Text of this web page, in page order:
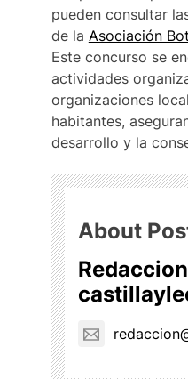
pueden consultar
de la Asociación
Este concurso se
actividades
organizaciones
habitantes,
desarrollo y la
About
Redaccion